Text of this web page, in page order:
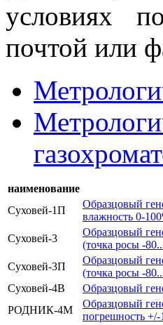
условиях
почтой или
наименование
Суховей-1П
Образцовый
влажность 0-
Суховей-3
Образцовый
(точка росы -
Суховей-3П
Образцовый
(точка росы -
Суховей-4В
Образцовый
РОДНИК-4М
Образцовый
погрешность +/-